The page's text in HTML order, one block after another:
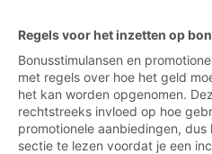
Regels voor het inzetten op
Bonusstimulansen en
met regels over hoe het geld
het kan worden opgenomen.
rechtstreeks invloed op hoe
promotionele aanbiedingen,
sectie te lezen voordat je een